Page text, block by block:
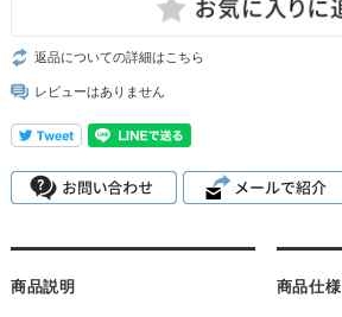
返品についての詳細はこちら
レビューはありません
商品説明 商品仕様